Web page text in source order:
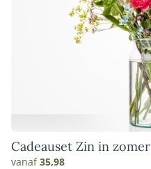
Cadeauset Zin in zomer
vanaf35,98